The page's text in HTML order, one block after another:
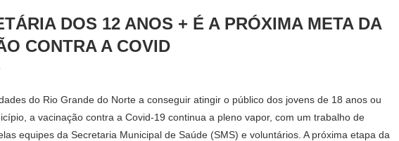
DOS 12 ANOS + É A PRÓXIMA META DA
CONTRA A COVID
do Rio Grande do Norte a conseguir atingir o público dos jovens de 18 anos ou
a vacinação contra a Covid-19 continua a pleno vapor, com um trabalho de
equipes da Secretaria Municipal de Saúde (SMS) e voluntários. A próxima etapa da